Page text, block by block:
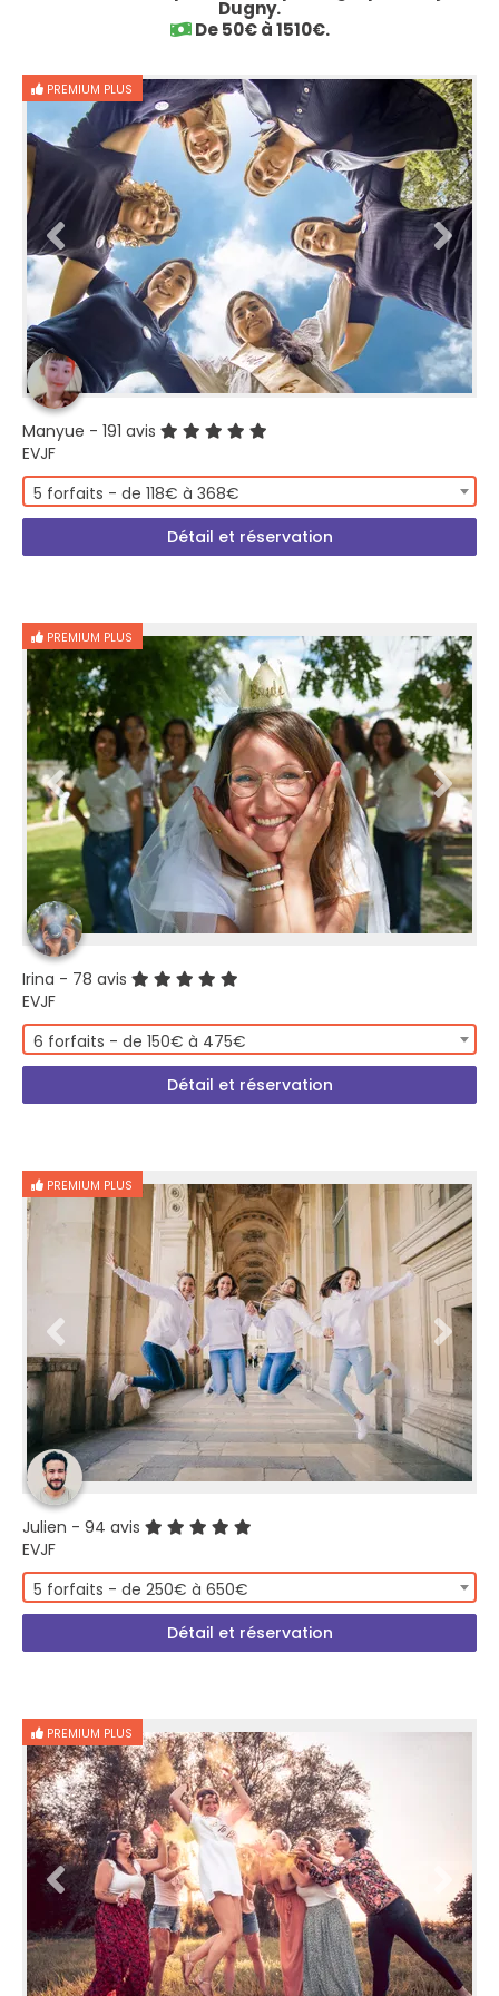
Dugny.
De 50€ à 1510€.
PREMIUM PLUS
Manyue - 191 avis
EVJF
5 forfaits - de 118€ à 368€
Détail et réservation
PREMIUM PLUS
Irina - 78 avis
EVJF
6 forfaits - de 150€ à 475€
Détail et réservation
PREMIUM PLUS
Julien - 94 avis
EVJF
5 forfaits - de 250€ à 650€
Détail et réservation
PREMIUM PLUS